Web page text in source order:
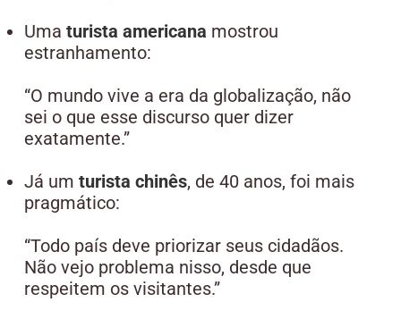
Uma turista americana mostrou
estranhamento:
“O mundo vive a era da globalização, não
sei o que esse discurso quer dizer
exatamente.”
Já um turista chinês, de 40 anos, foi mais
pragmático:
“Todo país deve priorizar seus cidadãos.
Não vejo problema nisso, desde que
respeitem os visitantes.”